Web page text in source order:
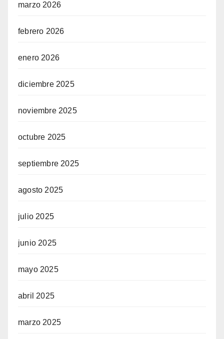
marzo 2026
febrero 2026
enero 2026
diciembre 2025
noviembre 2025
octubre 2025
septiembre 2025
agosto 2025
julio 2025
junio 2025
mayo 2025
abril 2025
marzo 2025